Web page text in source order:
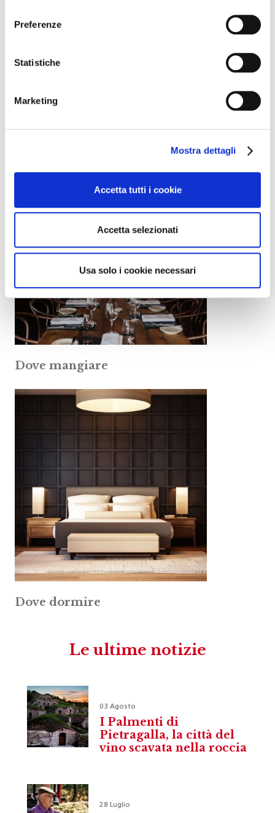
Preferenze
Statistiche
Marketing
Mostra dettagli
Accetta tutti i cookie
Accetta selezionati
Usa solo i cookie necessari
Cantine che sostengono il progetto
GoWine
Dove mangiare
Dove dormire
Le ultime notizie
03 Agosto
I Palmenti di
Pietragalla, la città del
vino scavata nella roccia
28 Luglio